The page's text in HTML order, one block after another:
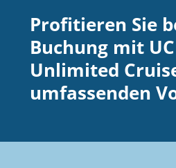
Profitieren Sie
Buchung mit UC
Unlimited
umfassenden